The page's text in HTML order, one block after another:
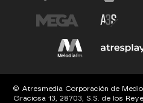
© Atresmedia Corporación de
Graciosa 13, 28703, S.S. de los